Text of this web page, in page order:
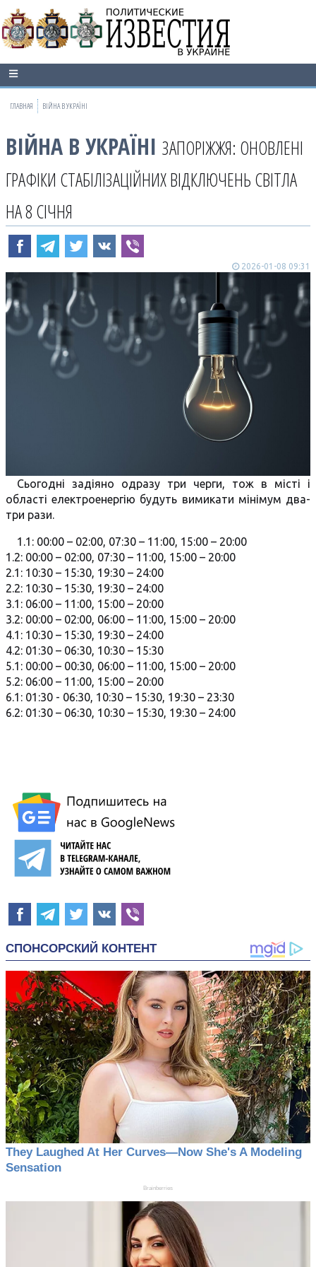
ГЛАВНАЯ ВІЙНА В УКРАЇНІ
ВІЙНА В УКРАЇНІ ЗАПОРІЖЖЯ: ОНОВЛЕНІ
ГРАФІКИ СТАБІЛІЗАЦІЙНИХ ВІДКЛЮЧЕНЬ СВІТЛА
НА 8 СІЧНЯ
2026-01-08 09:31
Сьогодні задіяно одразу три черги, тож в місті і
області електроенергію будуть вимикати мінімум два-
три рази.
1.1: 00:00 – 02:00, 07:30 – 11:00, 15:00 – 20:00
1.2: 00:00 – 02:00, 07:30 – 11:00, 15:00 – 20:00
2.1: 10:30 – 15:30, 19:30 – 24:00
2.2: 10:30 – 15:30, 19:30 – 24:00
3.1: 06:00 – 11:00, 15:00 – 20:00
3.2: 00:00 – 02:00, 06:00 – 11:00, 15:00 – 20:00
4.1: 10:30 – 15:30, 19:30 – 24:00
4.2: 01:30 – 06:30, 10:30 – 15:30
5.1: 00:00 – 00:30, 06:00 – 11:00, 15:00 – 20:00
5.2: 06:00 – 11:00, 15:00 – 20:00
6.1: 01:30 - 06:30, 10:30 – 15:30, 19:30 – 23:30
6.2: 01:30 – 06:30, 10:30 – 15:30, 19:30 – 24:00